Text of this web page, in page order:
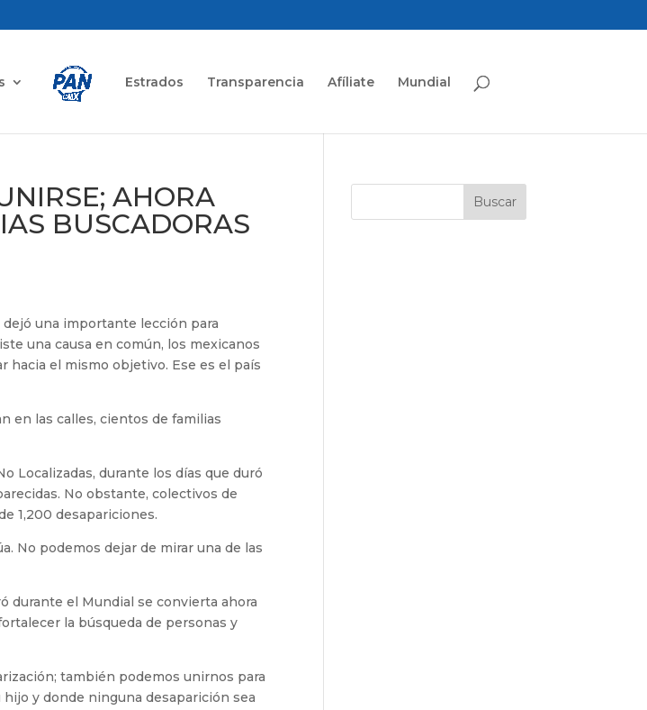
Estrados Transparencia Afíliate Mundial
AHORA
BUSCADORAS
una importante lección para
una causa en común, los mexicanos
hacia el mismo objetivo. Ese es el país
en las calles, cientos de familias
Localizadas, durante los días que duró
No obstante, colectivos de
1,200 desapariciones.
No podemos dejar de mirar una de las
durante el Mundial se convierta ahora
la búsqueda de personas y
también podemos unirnos para
y donde ninguna desaparición sea